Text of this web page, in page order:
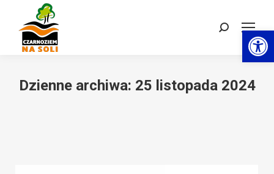
Szukaj:
Dzienne archiwa: 25 listopada 2024